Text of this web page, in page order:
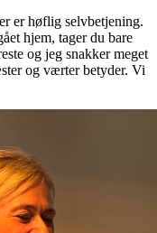
er høflig selvbetjening.
hjem, tager du bare
og jeg snakker meget
og værter betyder. Vi